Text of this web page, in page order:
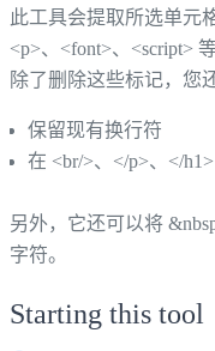
此工具会提取所选单元
<p>、<font>、<script>
除了删除这些标记，您
保留现有换行符
在 <br/>、</p>、</
另外，它还可以将
字符。
Starting this tool